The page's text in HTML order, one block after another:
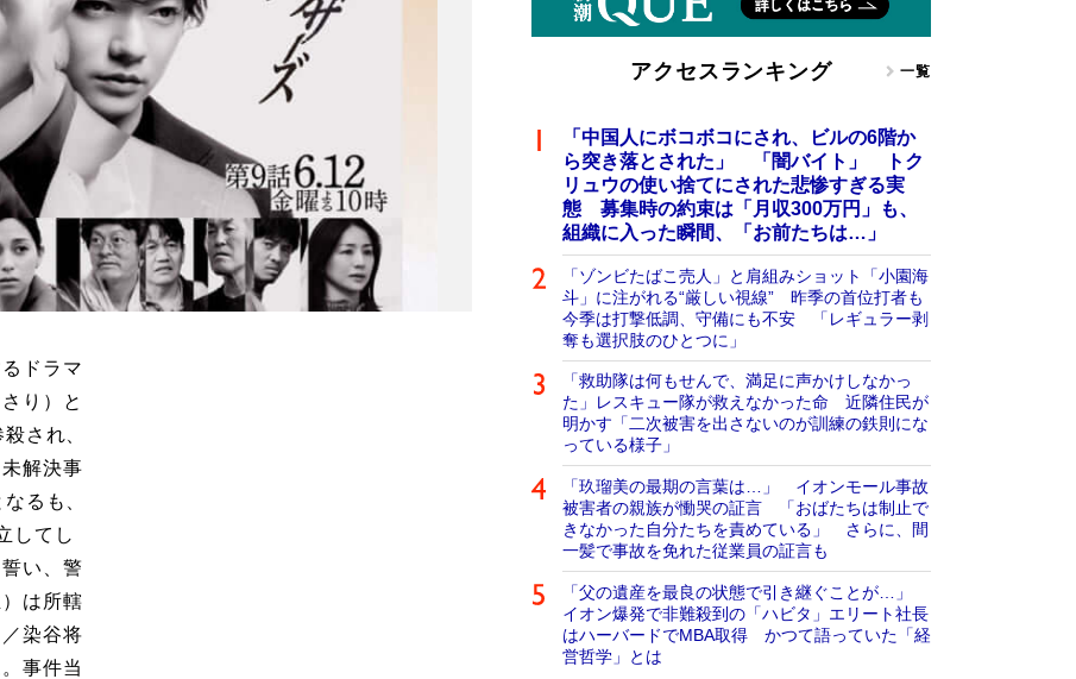
ドラマ
り）と
され、
解決事
るも、
してし
い、警
は所轄
染谷将
事件当
アクセスランキング 一覧
「中国人にボコボコにされ、ビルの6階か
ら突き落とされた」 「闇バイト」 トク
リュウの使い捨てにされた悲惨すぎる実
態 募集時の約束は「月収300万円」も、
組織に入った瞬間、「お前たちは…」
「ゾンビたばこ売人」と肩組みショット「小園海
斗」に注がれる“厳しい視線” 昨季の首位打者も
今季は打撃低調、守備にも不安 「レギュラー剥
奪も選択肢のひとつに」
「救助隊は何もせんで、満足に声かけしなかっ
た」レスキュー隊が救えなかった命 近隣住民が
明かす「二次被害を出さないのが訓練の鉄則にな
っている様子」
「玖瑠美の最期の言葉は…」 イオンモール事故
被害者の親族が慟哭の証言 「おばたちは制止で
きなかった自分たちを責めている」 さらに、間
一髪で事故を免れた従業員の証言も
「父の遺産を最良の状態で引き継ぐことが…」
イオン爆発で非難殺到の「ハビタ」エリート社長
はハーバードでMBA取得 かつて語っていた「経
営哲学」とは